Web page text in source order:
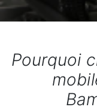
Pourquoi